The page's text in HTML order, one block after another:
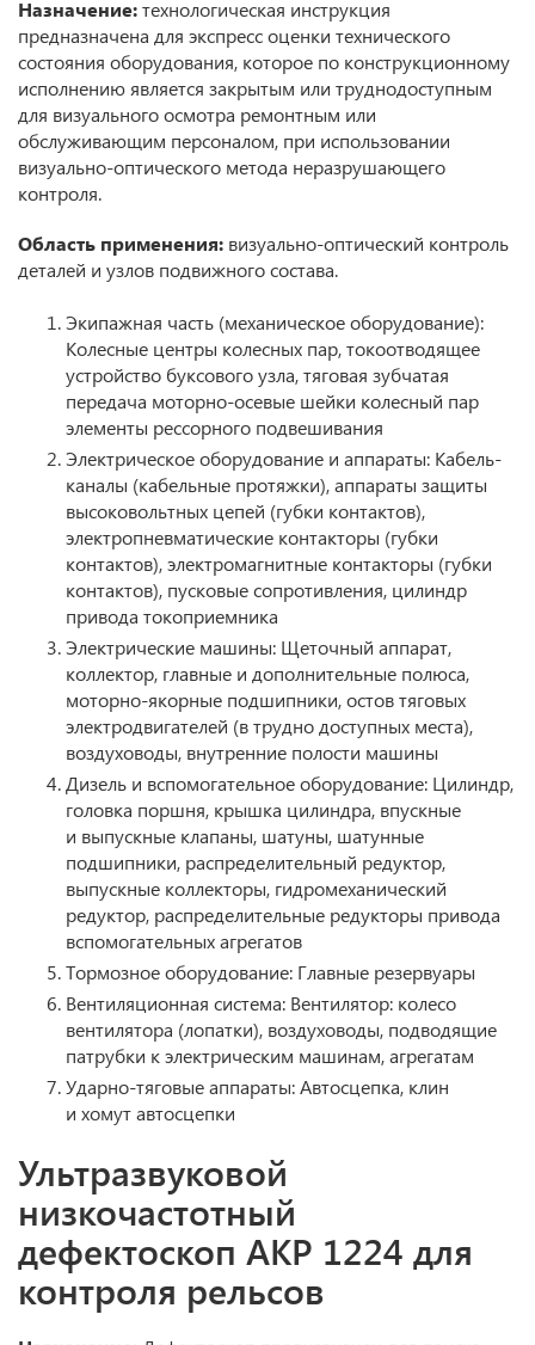
Назначение:технологическая инструкция
предназначена для экспресс оценки технического
состояния оборудования, которое по конструкционному
исполнению является закрытым или труднодоступным
для визуального осмотра ремонтным или
обслуживающим персоналом, при использовании
визуально-оптического метода неразрушающего
контроля.
Область применения: визуально-оптический контроль
деталей и узлов подвижного состава.
Экипажная часть (механическое оборудование):
Колесные центры колесных пар, токоотводящее
устройство буксового узла, тяговая зубчатая
передача моторно-осевые шейки колесный пар
элементы рессорного подвешивания
Электрическое оборудование и аппараты: Кабель-
каналы (кабельные протяжки), аппараты защиты
высоковольтных цепей (губки контактов),
электропневматические контакторы (губки
контактов), электромагнитные контакторы (губки
контактов), пусковые сопротивления, цилиндр
привода токоприемника
Электрические машины: Щеточный аппарат,
коллектор, главные и дополнительные полюса,
моторно-якорные подшипники, остов тяговых
электродвигателей (в трудно доступных места),
воздуховоды, внутренние полости машины
Дизель и вспомогательное оборудование: Цилиндр,
головка поршня, крышка цилиндра, впускные
и выпускные клапаны, шатуны, шатунные
подшипники, распределительный редуктор,
выпускные коллекторы, гидромеханический
редуктор, распределительные редукторы привода
вспомогательных агрегатов
Тормозное оборудование: Главные резервуары
Вентиляционная система: Вентилятор: колесо
вентилятора (лопатки), воздуховоды, подводящие
патрубки к электрическим машинам, агрегатам
Ударно-тяговые аппараты: Автосцепка, клин
и хомут автосцепки
Ультразвуковой
низкочастотный
дефектоскоп АКР 1224 для
контроля рельсов